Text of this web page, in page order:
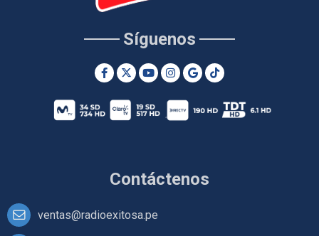
Contáctenos
ventas@radioexitosa.pe
Síguenos